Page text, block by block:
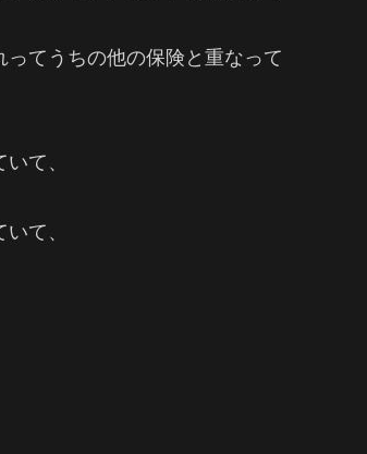
てうちの他の保険と重なって
て、
て、